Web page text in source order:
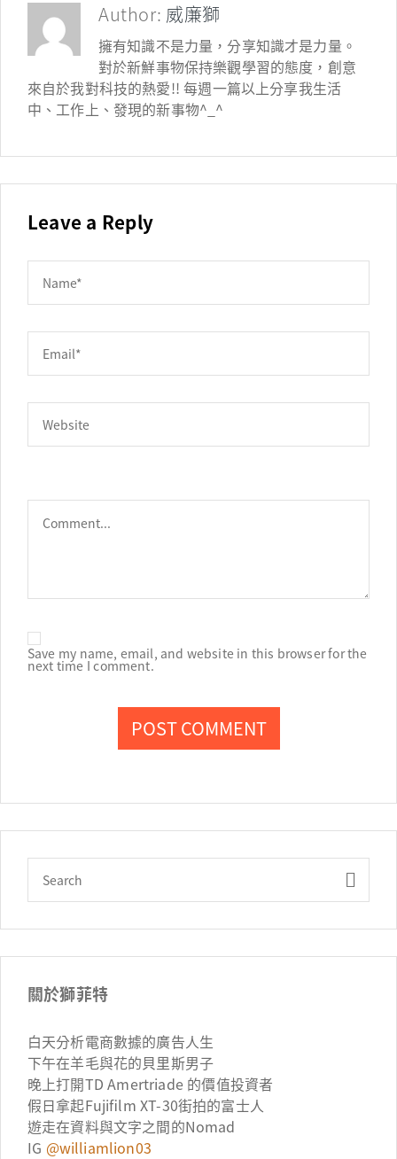
Author: 威廉獅
擁有知識不是力量，分享知識才是力量。
對於新鮮事物保持樂觀學習的態度，創意
來自於我對科技的熱愛!! 每週一篇以上分享我生活
中、工作上、發現的新事物^_^
Leave a Reply
Save my name, email, and website in this browser for the
next time I comment.
關於獅菲特
白天分析電商數據的廣告人生
下午在羊毛與花的貝里斯男子
晚上打開TD Amertriade 的價值投資者
假日拿起Fujifilm XT-30街拍的富士人
遊走在資料與文字之間的Nomad
IG @williamlion03